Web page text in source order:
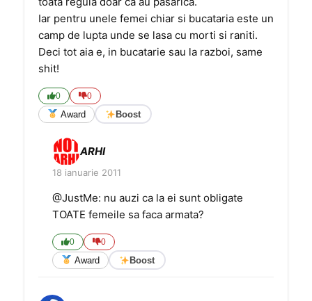
Iar pentru unele femei chiar si bucataria este un
camp de lupta unde se lasa cu morti si raniti.
Deci tot aia e, in bucatarie sau la razboi, same
shit!
0 0
Award Boost
ARHI
18 ianuarie 2011
@JustMe: nu auzi ca la ei sunt obligate
TOATE femeile sa faca armata?
0 0
Award Boost